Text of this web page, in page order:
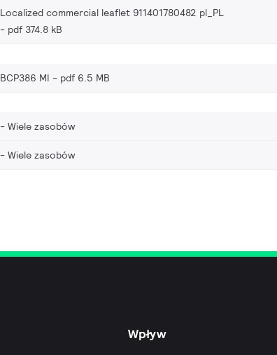
Localized commercial leaflet 911401780482 pl_PL
pdf 374.8 kB
BCP386 MI pdf 6.5 MB
Wiele zasobów
Wiele zasobów
Wpływ